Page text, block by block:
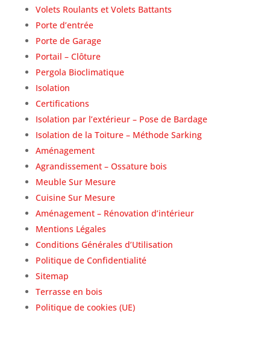
Volets Roulants et Volets Battants
Porte d’entrée
Porte de Garage
Portail – Clôture
Pergola Bioclimatique
Isolation
Certifications
Isolation par l’extérieur – Pose de Bardage
Isolation de la Toiture – Méthode Sarking
Aménagement
Agrandissement – Ossature bois
Meuble Sur Mesure
Cuisine Sur Mesure
Aménagement – Rénovation d’intérieur
Mentions Légales
Conditions Générales d’Utilisation
Politique de Confidentialité
Sitemap
Terrasse en bois
Politique de cookies (UE)